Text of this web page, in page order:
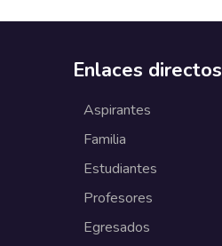
Enlaces directos
Aspirantes
Familia
Estudiantes
Profesores
Egresados